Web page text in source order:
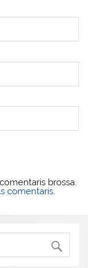
brossa.
comentaris.